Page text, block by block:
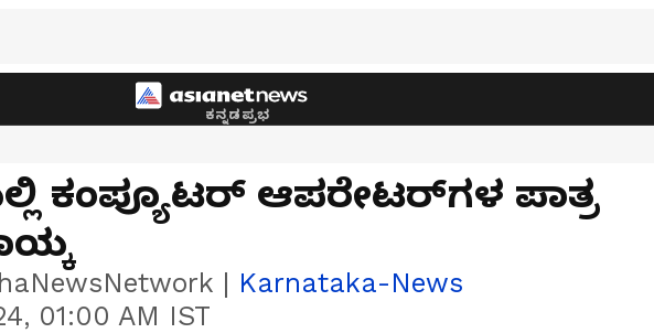
ಕನ್ನಡಪ್ರಭ
ಕಂಪ್ಯೂಟರ್‌ ಆಪರೇಟರ್‌ಗಳ ಪಾತ್ರ
| Karnataka-News
01:00 AM IST